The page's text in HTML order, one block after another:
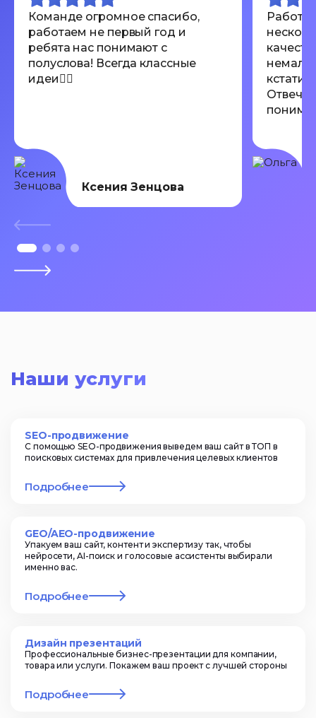
Команде огромное спасибо,
работаем не первый год и
ребята нас понимают с
полуслова! Всегда классные
идеи👍🏾
Ксения Зенцова
кстати
Наши услуги
SEO-продвижение
С помощью SEO-продвижения выведем ваш сайт в ТОП в
поисковых системах для привлечения целевых клиентов
Подробнее
GEO/AEO-продвижение
Упакуем ваш сайт, контент и экспертизу так, чтобы
нейросети, AI-поиск и голосовые ассистенты выбирали
именно вас.
Подробнее
Дизайн презентаций
Профессиональные бизнес-презентации для компании,
товара или услуги. Покажем ваш проект с лучшей стороны
Подробнее